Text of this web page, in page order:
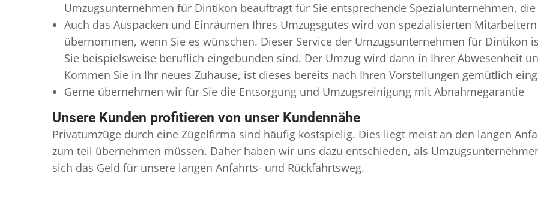
Umzugsunternehmen für Dintikon beauftragt für Sie entsprechende Spezialunternehmen,
Auch das Auspacken und Einräumen Ihres Umzugsgutes wird von spezialisierten
übernommen, wenn Sie es wünschen. Dieser Service der Umzugsunternehmen für
Sie beispielsweise beruflich eingebunden sind. Der Umzug wird dann in Ihrer Abwesenheit
Kommen Sie in Ihr neues Zuhause, ist dieses bereits nach Ihren Vorstellungen gemütlich
Gerne übernehmen wir für Sie die Entsorgung und Umzugsreinigung mit Abnahmegarantie
Unsere Kunden profitieren von unser Kundennähe
Privatumzüge durch eine Zügelfirma sind häufig kostspielig. Dies liegt meist an den langen
zum teil übernehmen müssen. Daher haben wir uns dazu entschieden, als
sich das Geld für unsere langen Anfahrts- und Rückfahrtsweg.